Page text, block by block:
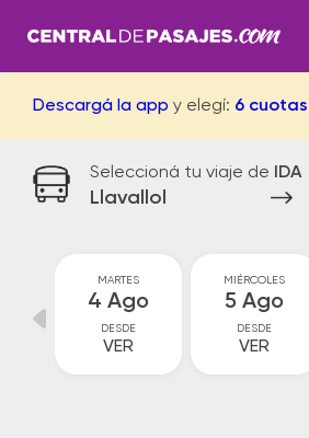
Descargá la app y elegí: 6
Seleccioná tu viaje de IDA
Llavallol
MARTES
4 Ago
DESDE
VER
MIÉRCOLES
5 Ago
DESDE
VER